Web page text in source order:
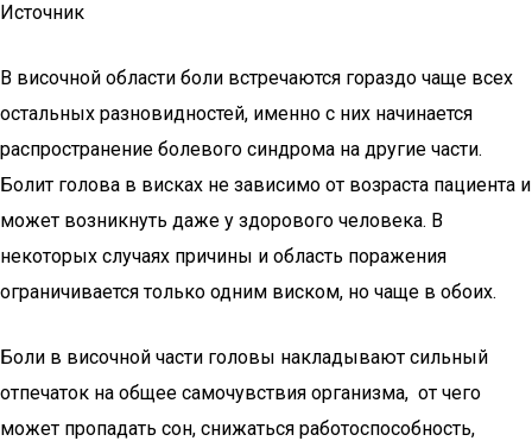
Источник
В височной области боли встречаются гораздо чаще всех
остальных разновидностей, именно с них начинается
распространение болевого синдрома на другие части.
Болит голова в висках не зависимо от возраста пациента и
может возникнуть даже у здорового человека. В
некоторых случаях причины и область поражения
ограничивается только одним виском, но чаще в обоих.
Боли в височной части головы накладывают сильный
отпечаток на общее самочувствия организма, от чего
может пропадать сон, снижаться работоспособность,